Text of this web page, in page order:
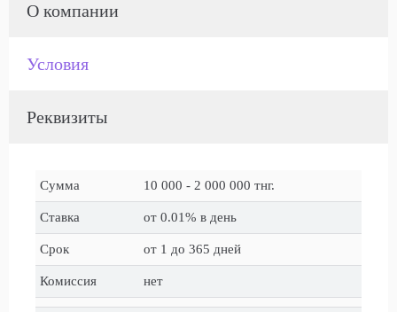
О компании
Условия
Реквизиты
Сумма 10 000 - 2 000 000 тнг.
Ставка от 0.01% в день
Срок от 1 до 365 дней
Комиссия нет